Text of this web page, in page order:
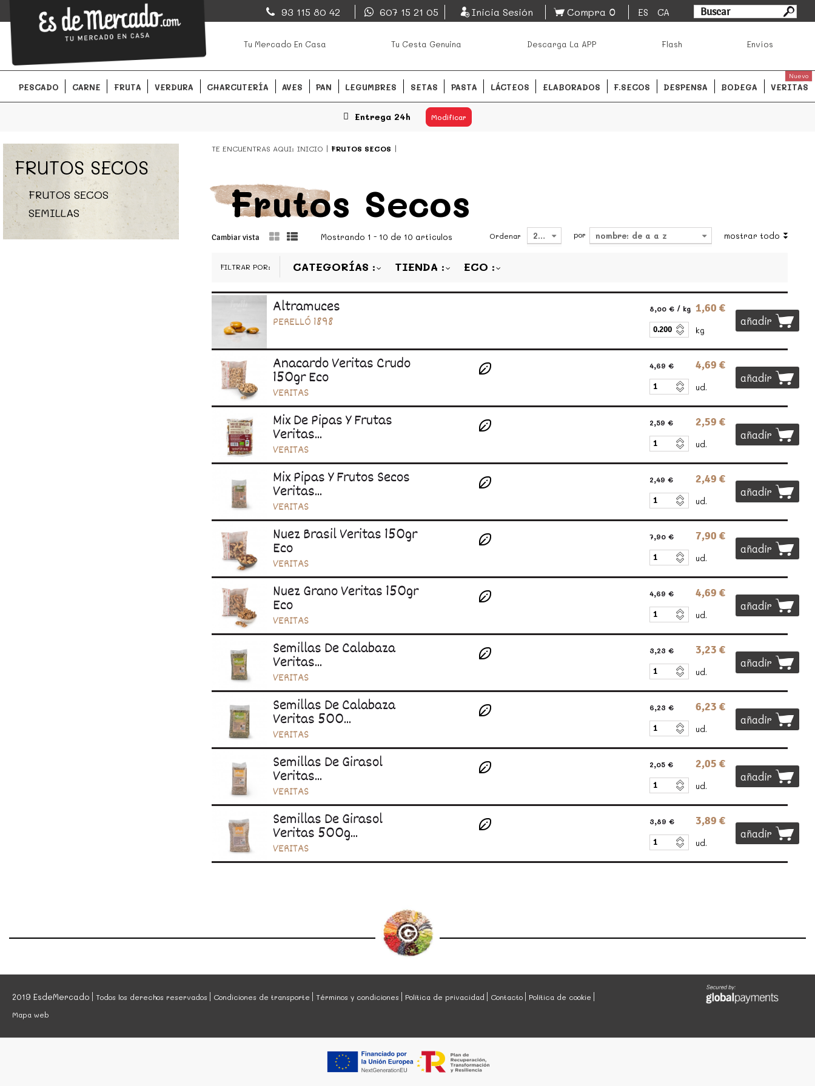
EsDeMercado.com
EsDeMercado.comte lleva a casa los mejores productos de los mejores mercados de
Barcelona y de productores locales.
EsDeMercado.com
Barcelona y de productores locales.
93 115 80 42 607 15 21 05 Inicia Sesión Compra 0 ES CA
Tu Mercado En Casa Tu Cesta Genuina Descarga La APP Flash Envíos
PESCADO CARNE FRUTA VERDURA CHARCUTERÍA AVES PAN LEGUMBRES SETAS PASTA LÁCTEOS ELABORADOS F.SECOS DESPENSA BODEGA VERITAS
Nuevo
Entrega 24h Modificar
TE ENCUENTRAS AQUI: INICIO FRUTOS SECOS
Frutos Secos
Cambiar vista Mostrando 1 - 10 de 10 artículos mostrar todo
por nombre: de a a z
Ordenar 24
FILTRAR POR: CATEGORÍAS TIENDA ECO
Altramuces
PERELLÓ 1898
8,00 € / kg 1,60 €
kg
añadir
Anacardo Veritas Crudo
150gr Eco
VERITAS
4,69 € 4,69 €
ud.
añadir
Mix De Pipas Y Frutas
Veritas...
VERITAS
2,59 € 2,59 €
ud.
añadir
Mix Pipas Y Frutos Secos
Veritas...
VERITAS
2,49 € 2,49 €
ud.
añadir
Nuez Brasil Veritas 150gr
Eco
VERITAS
7,90 € 7,90 €
ud.
añadir
Nuez Grano Veritas 150gr
Eco
VERITAS
4,69 € 4,69 €
ud.
añadir
Semillas De Calabaza
Veritas...
VERITAS
3,23 € 3,23 €
ud.
añadir
Semillas De Calabaza
Veritas 500...
VERITAS
6,23 € 6,23 €
ud.
añadir
Semillas De Girasol
Veritas...
VERITAS
2,05 € 2,05 €
ud.
añadir
Semillas De Girasol
Veritas 500g...
VERITAS
3,89 € 3,89 €
ud.
añadir
FRUTOS SECOS
FRUTOS SECOS
SEMILLAS
2019 EsdeMercado Todos los derechos reservados Condiciones de transporte Términos y condiciones Política de privacidad Contacto
Política de cookie
Mapa web